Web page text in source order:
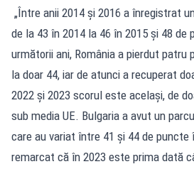
„Între anii 2014 şi 2016 a înregistrat
de la 43 în 2014 la 46 în 2015 şi 48 de
următorii ani, România a pierdut patru
la doar 44, iar de atunci a recuperat
2022 şi 2023 scorul este acelaşi, de
sub media UE. Bulgaria a avut un
care au variat între 41 şi 44 de puncte
remarcat că în 2023 este prima dată